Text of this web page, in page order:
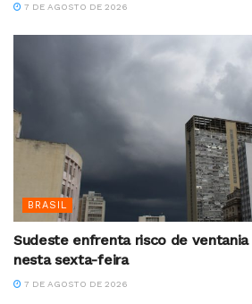
7 DE AGOSTO DE 2026
BRASIL
Sudeste enfrenta risco de ventania
nesta sexta-feira
7 DE AGOSTO DE 2026